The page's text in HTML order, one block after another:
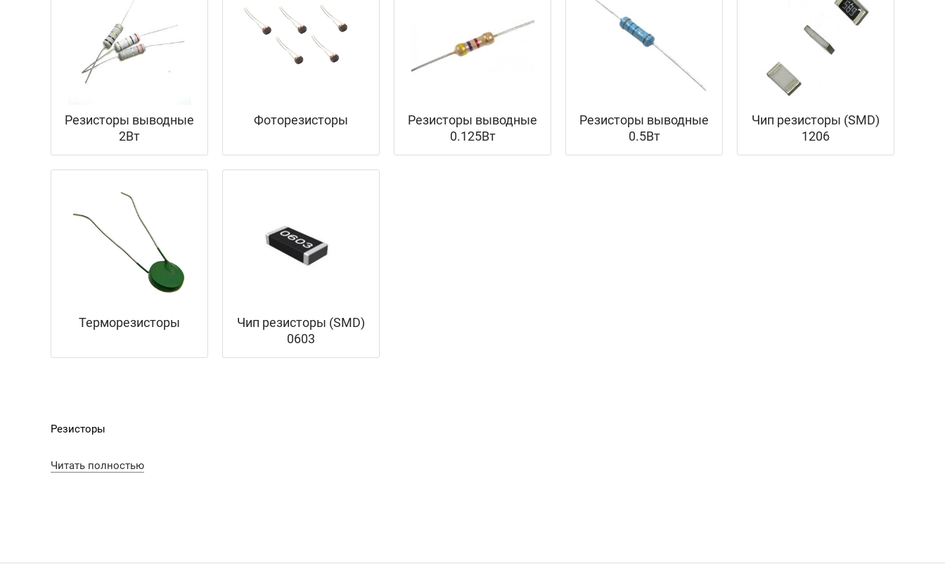
Резисторы выводные
2Вт
Фоторезисторы
Резисторы выводные
0.125Вт
Резисторы выводные
0.5Вт
Чип резисторы (SMD)
1206
Терморезисторы
Чип резисторы (SMD)
0603
Резисторы
Резистор представляет собой пассивный элемент электроцепи, который характеризуется переменным или постоянным значением сопротивления. Он отличается от
активного тем, что не способен направлять электроны. Именно поэтому резистор часто называют «сопротивление» или «резюк». Основная функция таких
Читать полностью